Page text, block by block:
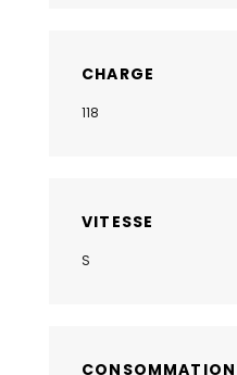
CHARGE
118
VITESSE
S
CONSOMMATION